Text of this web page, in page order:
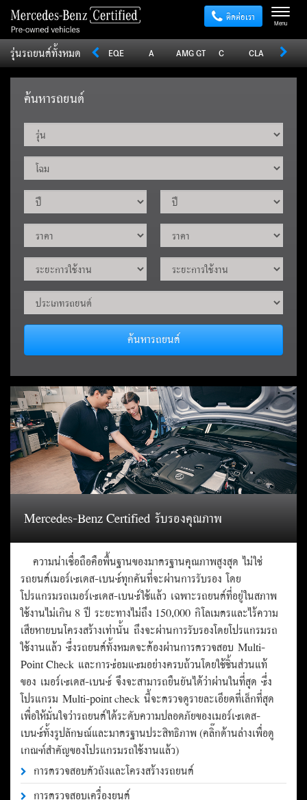
ติดต่อเรา Menu
รุ่นรถยนต์ทั้งหมด
Sprinter V Vito EQE A AMG GT C CLA CLE
ค้นหารถยนต์
ค้นหารถยนต์
Mercedes-Benz Certified รับรองคุณภาพ
ความน่าเชื่อถือคือพื้นฐานของมาตรฐานคุณภาพสูงสุด ไม่ใช่
รถยนต์เมอร์เซเดส-เบนซ์ทุกคันที่จะผ่านการรับรอง โดย
โปรแกรมรถเมอร์เซเดส-เบนซ์ใช้แล้ว เฉพาะรถยนต์ที่อยู่ในสภาพ
ใช้งานไม่เกิน 8 ปี ระยะทางไม่ถึง 150,000 กิโลเมตรและไร้ความ
เสียหายบนโครงสร้างเท่านั้น ถึงจะผ่านการรับรองโดยโปรแกรมรถ
ใช้งานแล้ว ซึ่งรถยนต์ทั้งหมดจะต้องผ่านการตรวจสอบ Multi-
Point Check และการซ่อมแซมอย่างครบถ้วนโดยใช้ชิ้นส่วนแท้
ของ เมอร์เซเดส-เบนซ์ จึงจะสามารถยืนยันได้ว่าผ่านในที่สุด ซึ่ง
โปรแกรม Multi-point check นี้จะตรวจดูรายละเอียดที่เล็กที่สุด
เพื่อให้มั่นใจว่ารถยนต์ได้ระดับความปลอดภัยของเมอร์เซเดส-
เบนซ์ทั้งรูปลักษณ์และมาตรฐานประสิทธิภาพ (คลิ๊กด้านล่างเพื่อดู
เกณฑ์สำคัญของโปรแกรมรถใช้งานแล้ว)
การตรวจสอบตัวถังและโครงสร้างรถยนต์
การตรวจสอบเครื่องยนต์